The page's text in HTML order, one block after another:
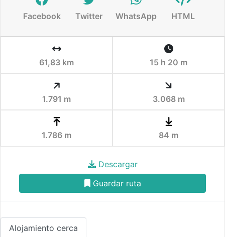
Facebook Twitter WhatsApp HTML
61,83 km 15 h 20 m
1.791 m 3.068 m
1.786 m 84 m
Descargar
Guardar ruta
Alojamiento cerca